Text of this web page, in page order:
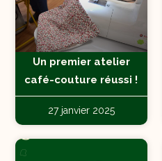
Un premier atelier
café-couture réussi !
27 janvier 2025